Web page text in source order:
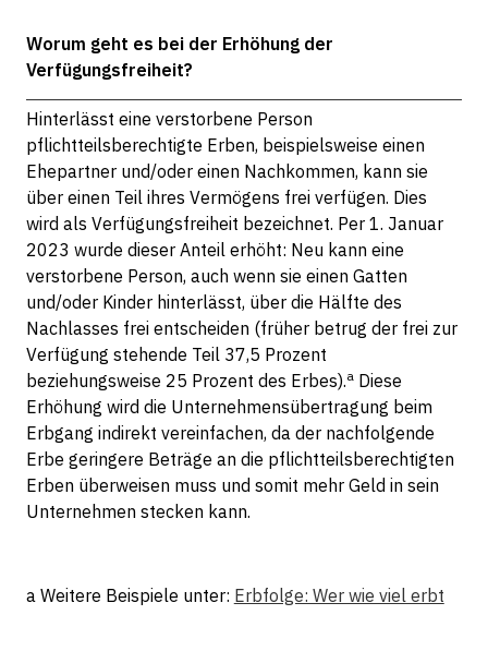
Worum geht es bei der Erhöhung der
Verfügungsfreiheit?
Hinterlässt eine verstorbene Person
pflichtteilsberechtigte Erben, beispielsweise einen
Ehepartner und/oder einen Nachkommen, kann sie
über einen Teil ihres Vermögens frei verfügen. Dies
wird als Verfügungsfreiheit bezeichnet. Per 1. Januar
2023 wurde dieser Anteil erhöht: Neu kann eine
verstorbene Person, auch wenn sie einen Gatten
und/oder Kinder hinterlässt, über die Hälfte des
Nachlasses frei entscheiden (früher betrug der frei zur
Verfügung stehende Teil 37,5 Prozent
beziehungsweise 25 Prozent des Erbes).aDiese
Erhöhung wird die Unternehmensübertragung beim
Erbgang indirekt vereinfachen, da der nachfolgende
Erbe geringere Beträge an die pflichtteilsberechtigten
Erben überweisen muss und somit mehr Geld in sein
Unternehmen stecken kann.
a Weitere Beispiele unter: Erbfolge: Wer wie viel erbt